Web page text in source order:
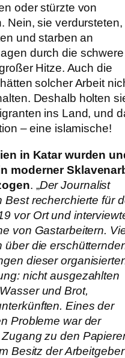
oder stürzte von
Nein, sie verdursteten,
und starben an
durch die schwere
Hitze. Auch die
solcher Arbeit
Deshalb holten
ins Land, und
– eine islamische!
in Katar wurden
moderner
. „Der Journalist
Best recherchierte für
vor Ort und
von Gastarbeitern.
über die
dieser
nicht ausgezahlten
und Brot,
Eines der
Probleme war der
zu den
Besitz der Arbeitgeber